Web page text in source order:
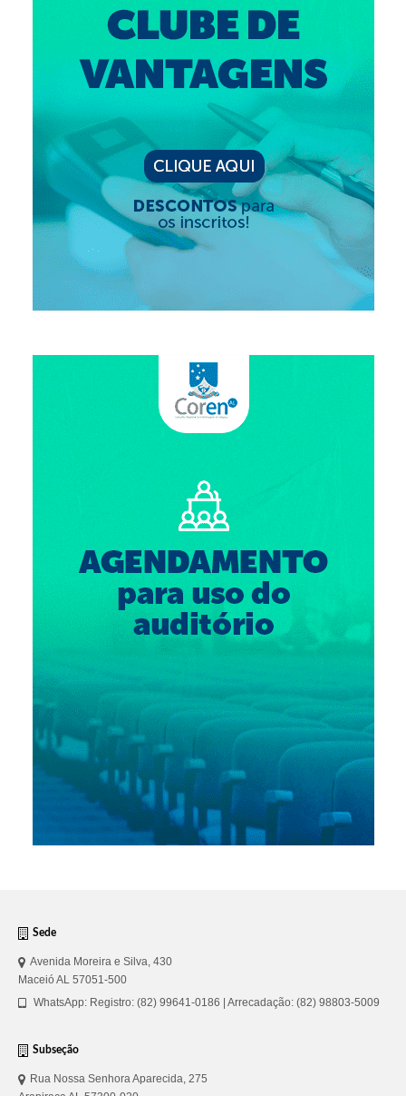
Sede
Avenida Moreira e Silva, 430
Maceió AL 57051-500
WhatsApp: Registro: (82) 99641-0186 | Arrecadação: (82) 98803-5009
Subseção
Rua Nossa Senhora Aparecida, 275